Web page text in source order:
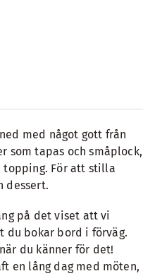
med något gott från
som tapas och småplock,
topping. För att stilla
dessert.
på det viset att vi
bokar bord i förväg.
du känner för det!
en lång dag med möten,